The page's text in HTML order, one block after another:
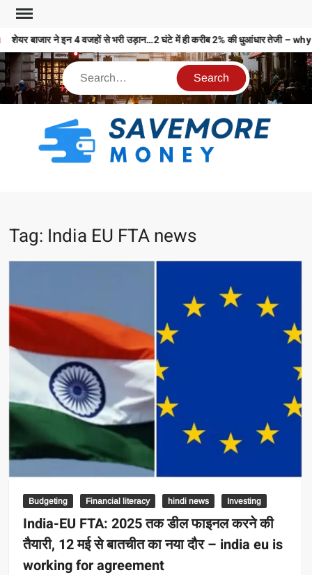
शेयर बाजार ने इन 4 वजहों से भरी उड़ान…2 घंटे में ही करीब 2% की धुआंधार
Tag: India EU FTA news
Budgeting Financial literacy hindi news Investing
India-EU FTA: 2025 तक डील फाइनल करने की
तैयारी, 12 मई से बातचीत का नया दौर – india eu is
working for agreement